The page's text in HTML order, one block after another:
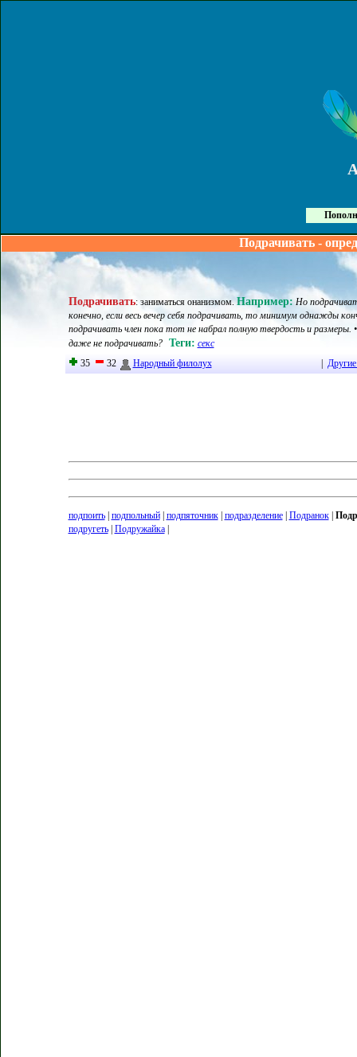
Подрачивать -
Подрачивать: заниматься онанизмом.Например: Но
конечно, если весь вечер себя подрачивать, то минимум однажды
подрачивать член пока тот не набрал полную твердость и
даже не подрачивать?
Теги: секс
35
32 Народный филолух
подпоить| подпольный| подпяточник| подразделение| Подранок|
подругеть| Подружайка|